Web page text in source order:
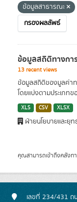
ข้อมูลสาธารณะ
กรองผลลัพธ์
ข้อมูลสถิติทางกา
13 recent views
ข้อมูลสถิติของมูลค่า
โดยแบ่งตามประเภท
XLS CSV XLSX
ฝ่ายนโยบายและยุ
คุณสามารถเข้าถึงคลังท
เลขที่ 234/431